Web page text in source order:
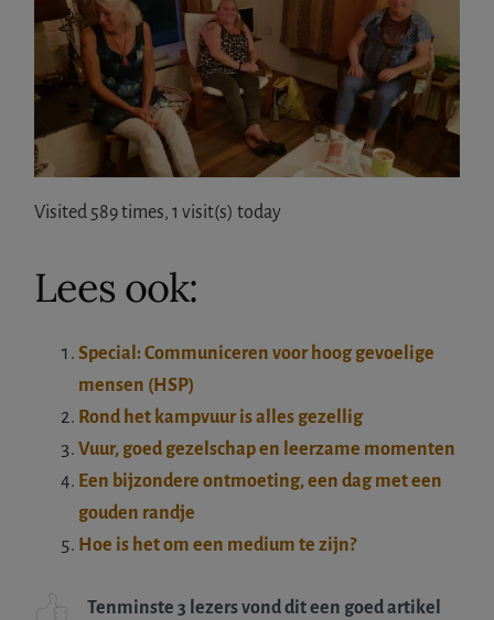
Visited 589 times, 1 visit(s) today
Lees ook:
Special: Communiceren voor hoog gevoelige
mensen (HSP)
Rond het kampvuur is alles gezellig
Vuur, goed gezelschap en leerzame momenten
Een bijzondere ontmoeting, een dag met een
gouden randje
Hoe is het om een medium te zijn?
Tenminste 3 lezers vond dit een goed artikel